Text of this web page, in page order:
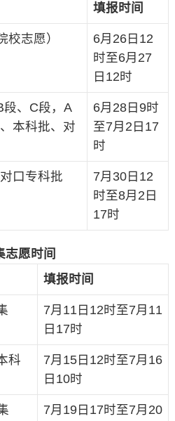
填报时间
校志愿）
6月26日12
时至6月27
日12时
段、C段，A
本科批、对
6月28日9时
至7月2日17
时
口专科批
7月30日12
时至8月2日
17时
志愿时间
填报时间
7月11日12时至7月11
日17时
科
7月15日12时至7月16
日10时
7月19日17时至7月20